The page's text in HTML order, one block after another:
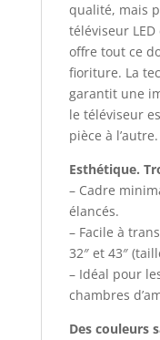
qualité, mais
téléviseur
offre tout ce
fioriture. La
garantit une
le téléviseur
pièce à l’autre.
Esthétique.
– Cadre
élancés.
– Facile à
32″ et 43″
– Idéal pour
chambres
Des couleurs